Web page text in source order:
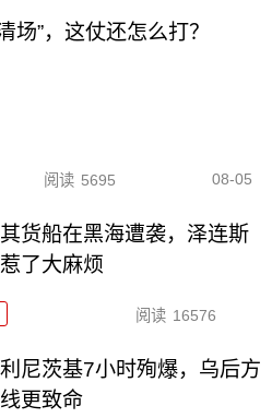
场”，这仗还怎么打？
阅读 5695 08-05
货船在黑海遭袭，泽连斯
了大麻烦
阅读 16576
尼茨基7小时殉爆，乌后方
更致命